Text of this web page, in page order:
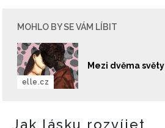
MOHLO BY SE VÁM LÍBIT
Mezi dvěma světy
elle.cz
Jak lásku rozvíjet